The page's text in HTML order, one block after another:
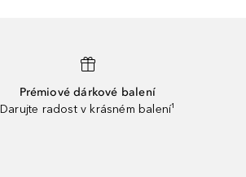
Prémiové dárkové balení
Darujte radost v krásném balení¹